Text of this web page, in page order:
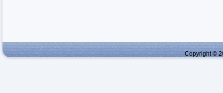
Copyright ©